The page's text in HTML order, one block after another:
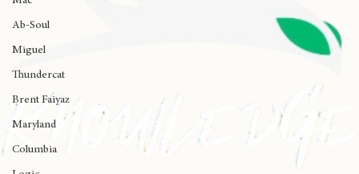
Mac
Ab-Soul
Miguel
Thundercat
Brent Faiyaz
Maryland
Columbia